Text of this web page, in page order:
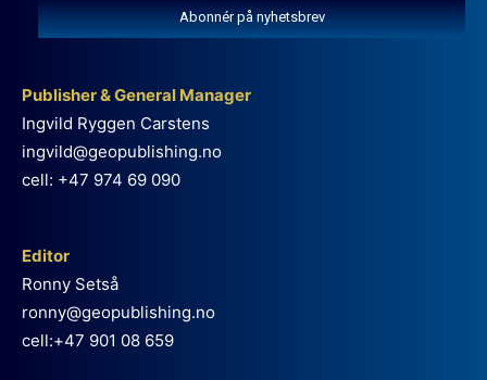
Abonnér på nyhetsbrev
Publisher & General Manager
Ingvild Ryggen Carstens
ingvild@geopublishing.no
cell: +47 974 69 090
Editor
Ronny Setså
ronny@geopublishing.no
cell:+47 901 08 659